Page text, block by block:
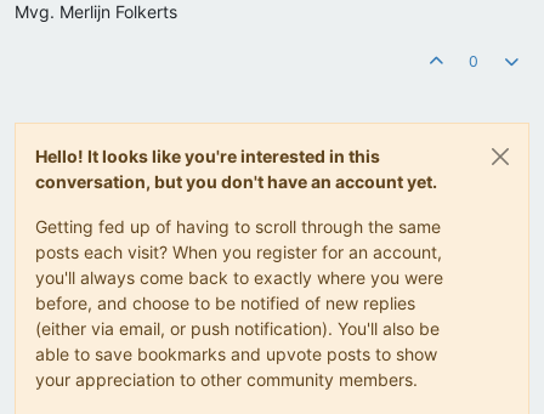
Mvg. Merlijn Folkerts
0
Hello! It looks like you're interested in this
conversation, but you don't have an account yet.
Getting fed up of having to scroll through the same
posts each visit? When you register for an account,
you'll always come back to exactly where you were
before, and choose to be notified of new replies
(either via email, or push notification). You'll also be
able to save bookmarks and upvote posts to show
your appreciation to other community members.